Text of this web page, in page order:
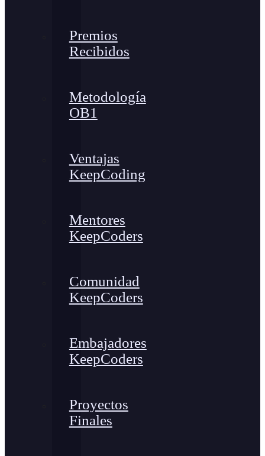
Premios
Recibidos
Metodología
OB1
Ventajas
KeepCoding
Mentores
KeepCoders
Comunidad
KeepCoders
Embajadores
KeepCoders
Proyectos
Finales